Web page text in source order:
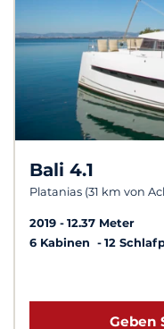
Bali 4.1
Platanias (31 km von
2019
12.37 Meter
6 Kabinen
12
Geben